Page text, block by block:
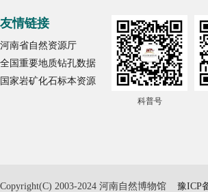
友情链接
河南省自然资源厅
全国重要地质钻孔数据
国家岩矿化石标本资源
科普号
Copyright(C) 2003-2024 河南自然博物馆 豫ICP